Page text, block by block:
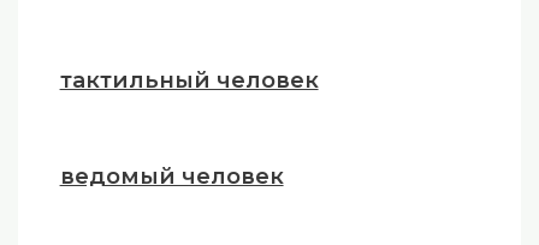
тактильный человек
ведомый человек